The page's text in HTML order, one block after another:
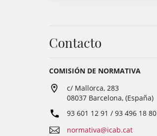
Contacto
COMISIÓN DE NORMATIVA
c/ Mallorca, 283
08037 Barcelona, (España)
93 601 12 91 / 93 496 18 80
normativa@icab.cat